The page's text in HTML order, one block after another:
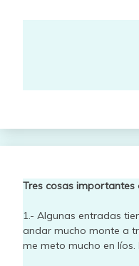
Tres cosas importantes
1.- Algunas entradas
andar mucho monte a
me meto mucho en